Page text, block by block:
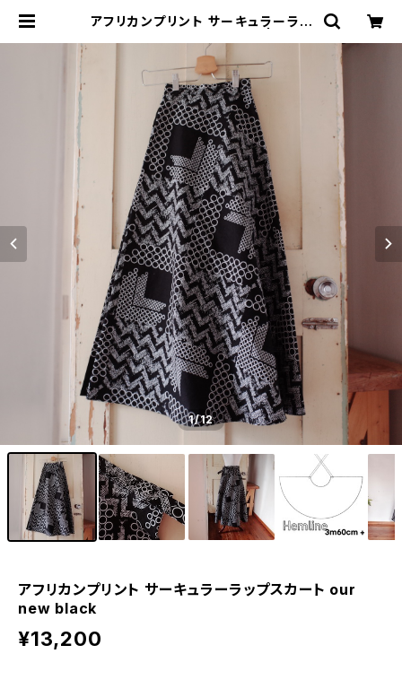
アフリカンプリント サーキュラーラッ
1/12
アフリカンプリント サーキュラーラップスカート our
new black
¥13,200